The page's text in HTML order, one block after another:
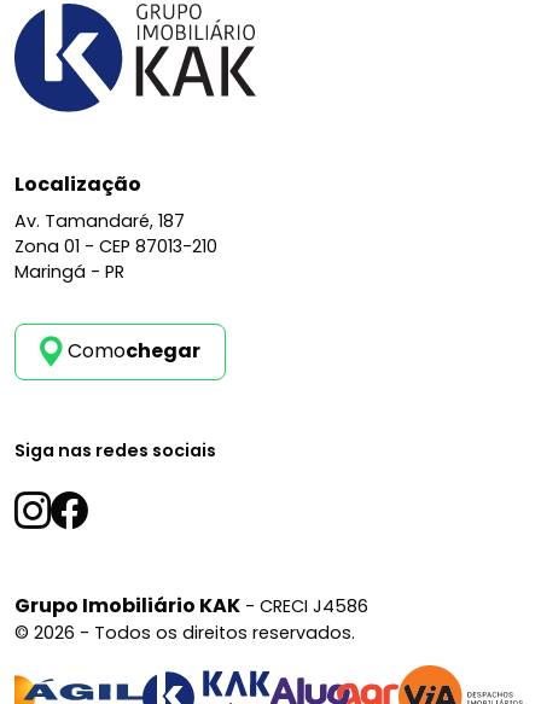
Localização
Av. Tamandaré, 187
Zona 01 - CEP 87013-210
Maringá - PR
Comochegar
Siga nas redes sociais
Grupo Imobiliário KAK - CRECI J4586
© 2026 - Todos os direitos reservados.